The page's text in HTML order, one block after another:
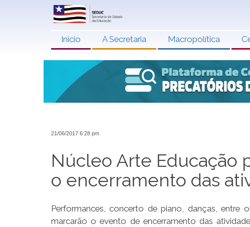
Início A Secretaria Macropolítica
21/06/2017 6:28 pm
Núcleo Arte Educação
o encerramento das
Performances, concerto de piano, danças, entre
marcarão o evento de encerramento das